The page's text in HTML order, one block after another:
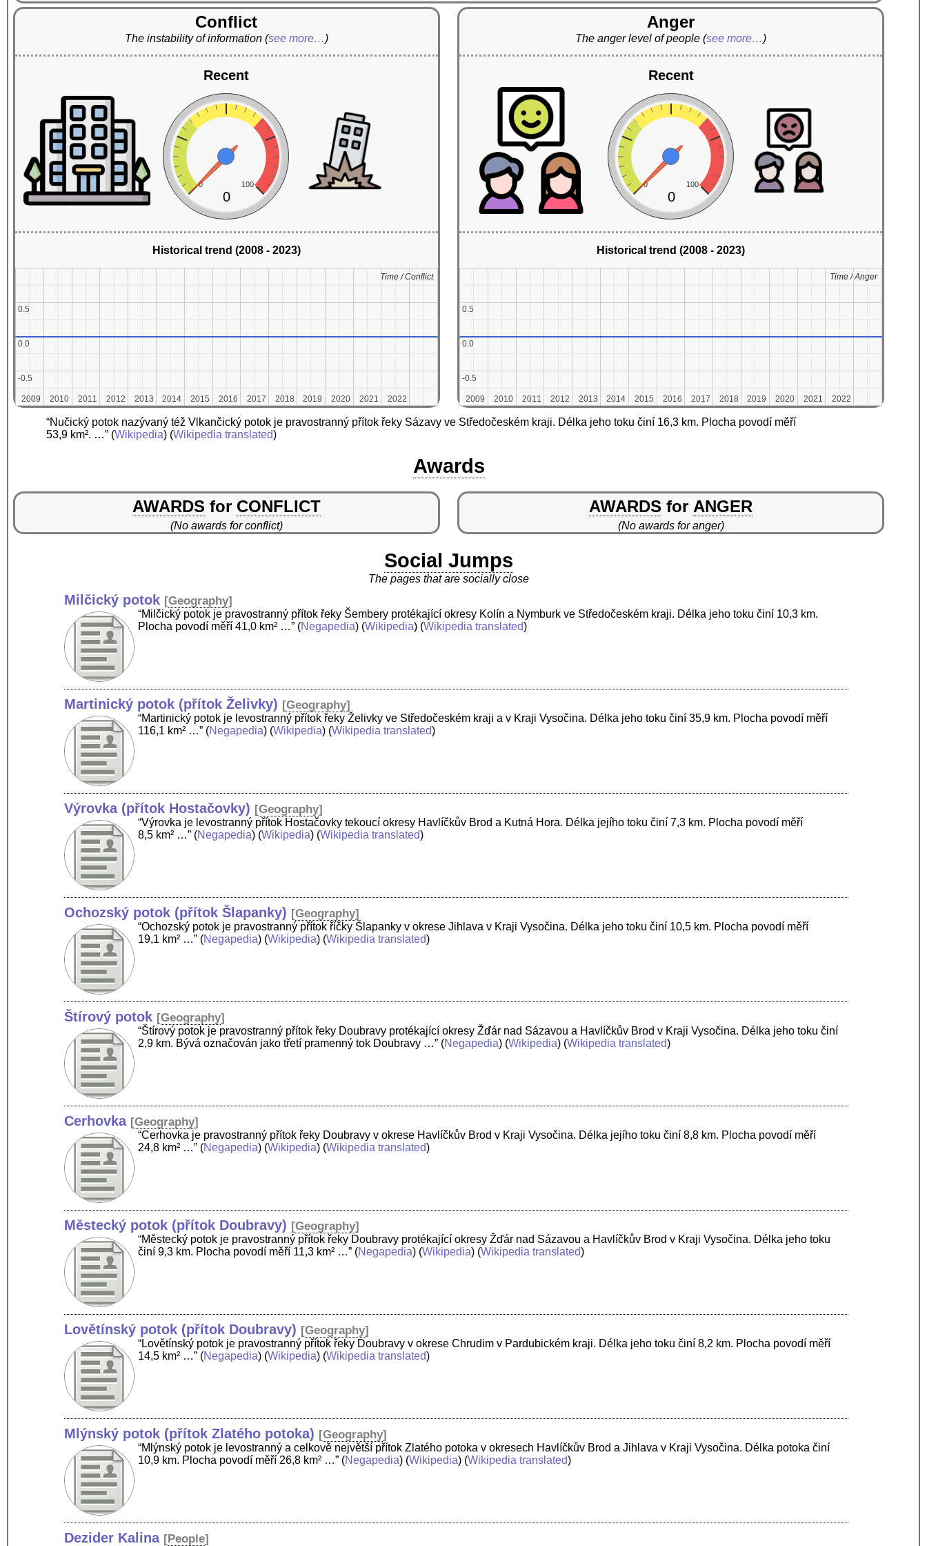
Conflict
The instability of information (see more…)
Recent
0 100
0
Historical trend (2008 - 2023)
2009
2009 2010
2010 2011
2011 2012
2012 2013
2013 2014
2014 2015
2015 2016
2016 2017
2017 2018
2018 2019
2019 2020
2020 2021
2021 2022
2022
-0.5
-0.5
0.0
0.0
0.5
0.5
Time / Conflict
Time / Conflict
Anger
The anger level of people(see more…)
Recent
0 100
0
Historical trend (2008 - 2023)
2009
2009 2010
2010 2011
2011 2012
2012 2013
2013 2014
2014 2015
2015 2016
2016 2017
2017 2018
2018 2019
2019 2020
2020 2021
2021 2022
2022
-0.5
-0.5
0.0
0.0
0.5
0.5
Time / Anger
Time / Anger
“Nučický potok nazývaný též Vlkančický potok je pravostranný přítok řeky Sázavy ve Středočeském kraji. Délka jeho toku činí 16,3 km. Plocha povodí měří
53,9 km². …” (Wikipedia) (Wikipedia translated)
Awards
AWARDS for CONFLICT
(No awards for conflict)
AWARDS for ANGER
(No awards for anger)
Social Jumps
The pages that are socially close
Milčický potok [Geography]
“Milčický potok je pravostranný přítok řeky Šembery protékající okresy Kolín a Nymburk ve Středočeském kraji. Délka jeho toku činí 10,3 km.
Plocha povodí měří 41,0 km² …” (Negapedia) (Wikipedia) (Wikipedia translated)
Martinický potok (přítok Želivky) [Geography]
“Martinický potok je levostranný přítok řeky Želivky ve Středočeském kraji a v Kraji Vysočina. Délka jeho toku činí 35,9 km. Plocha povodí měří
116,1 km² …” (Negapedia) (Wikipedia) (Wikipedia translated)
Výrovka (přítok Hostačovky) [Geography]
“Výrovka je levostranný přítok Hostačovky tekoucí okresy Havlíčkův Brod a Kutná Hora. Délka jejího toku činí 7,3 km. Plocha povodí měří
8,5 km² …” (Negapedia) (Wikipedia) (Wikipedia translated)
Ochozský potok (přítok Šlapanky) [Geography]
“Ochozský potok je pravostranný přítok říčky Šlapanky v okrese Jihlava v Kraji Vysočina. Délka jeho toku činí 10,5 km. Plocha povodí měří
19,1 km² …” (Negapedia) (Wikipedia) (Wikipedia translated)
Štírový potok [Geography]
“Štírový potok je pravostranný přítok řeky Doubravy protékající okresy Žďár nad Sázavou a Havlíčkův Brod v Kraji Vysočina. Délka jeho toku činí
2,9 km. Bývá označován jako třetí pramenný tok Doubravy …” (Negapedia) (Wikipedia) (Wikipedia translated)
Cerhovka [Geography]
“Cerhovka je pravostranný přítok řeky Doubravy v okrese Havlíčkův Brod v Kraji Vysočina. Délka jejího toku činí 8,8 km. Plocha povodí měří
24,8 km² …” (Negapedia) (Wikipedia) (Wikipedia translated)
Městecký potok (přítok Doubravy) [Geography]
“Městecký potok je pravostranný přítok řeky Doubravy protékající okresy Žďár nad Sázavou a Havlíčkův Brod v Kraji Vysočina. Délka jeho toku
činí 9,3 km. Plocha povodí měří 11,3 km² …” (Negapedia) (Wikipedia) (Wikipedia translated)
Lovětínský potok (přítok Doubravy) [Geography]
“Lovětínský potok je pravostranný přítok řeky Doubravy v okrese Chrudim v Pardubickém kraji. Délka jeho toku činí 8,2 km. Plocha povodí měří
14,5 km² …” (Negapedia) (Wikipedia) (Wikipedia translated)
Mlýnský potok (přítok Zlatého potoka) [Geography]
“Mlýnský potok je levostranný a celkově největší přítok Zlatého potoka v okresech Havlíčkův Brod a Jihlava v Kraji Vysočina. Délka potoka činí
10,9 km. Plocha povodí měří 26,8 km² …” (Negapedia) (Wikipedia) (Wikipedia translated)
Dezider Kalina [People]